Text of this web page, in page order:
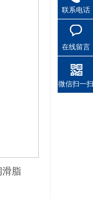
脂
联系电话
在线留言
微信扫一扫